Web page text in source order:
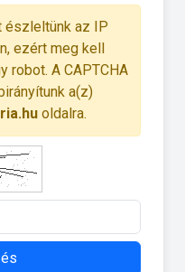
észleltünk az IP
ezért meg kell
robot. A CAPTCHA
a(z)
oldalra.